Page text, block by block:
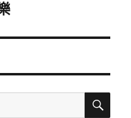
搜